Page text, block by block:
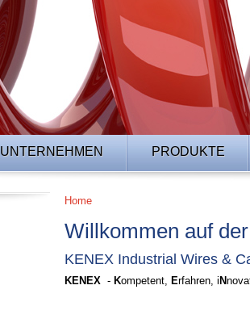
UNTERNEHMEN PRODUKTE
Home
Willkommen auf
KENEX Industrial Wires &
KENEX - Kompetent, Erfahren, i N